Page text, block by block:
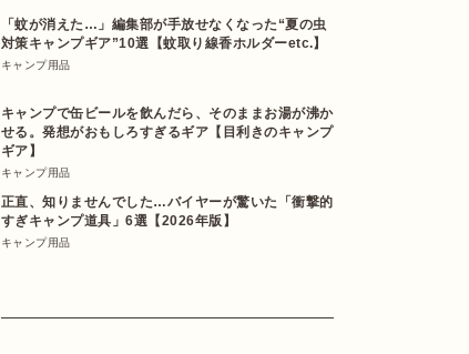
「蚊が消えた…」編集部が手放せなくなった“夏の虫
対策キャンプギア”10選【蚊取り線香ホルダーetc.】
キャンプ用品
キャンプで缶ビールを飲んだら、そのままお湯が沸か
せる。発想がおもしろすぎるギア【目利きのキャンプ
ギア】
キャンプ用品
正直、知りませんでした…バイヤーが驚いた「衝撃的
すぎキャンプ道具」6選【2026年版】
キャンプ用品